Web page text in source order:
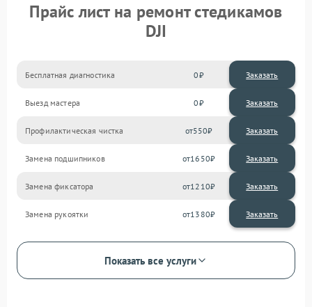
Прайс лист на ремонт стедикамов
DJI
Бесплатная диагностика 0 Заказать
Выезд мастера 0 Заказать
Профилактическая чистка 550
Замена подшипников 1650
Замена фиксатора 1210
Замена рукоятки 1380
Показать все услуги